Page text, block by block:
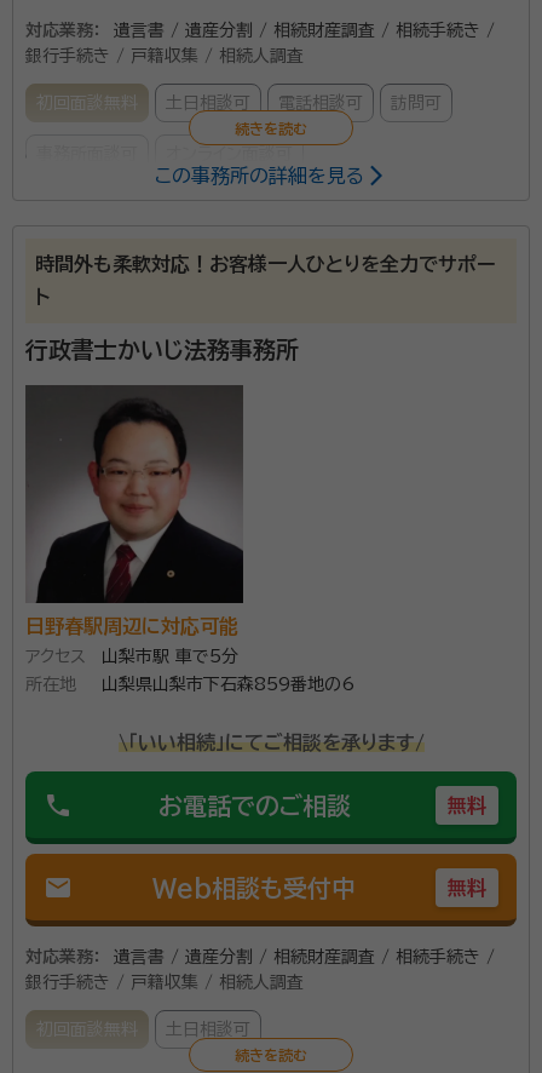
対応業務：
遺言書 / 遺産分割 / 相続財産調査 / 相続手続き /
銀行手続き / 戸籍収集 / 相続人調査
初回面談無料 土日相談可 電話相談可 訪問可
大木 進（オオギ ススム）
行政書士
面談の感想
初めての相談だったので難しいことはよくわかりませんが、内容につい
て丁寧に教えていただいたと思いました。
契約後の感想
こちらの状況などを配慮していただき、スムーズにお話を進めていただ
けたと思います。
１００人を超える相続無料相談を行い、多数の満足のお
声を頂いております。 相続を主力業務としており、山梨
県内全域対応いたします。電話受付は毎日１９時まで可
で、ぜひお声かけください。 財産の分割をまとめた遺産
分割協議書の作成はもちろん、遺言等、相続手続きに関
わることならすべて承ります。
行政書士
所属団体： 山梨県行政書士会
この事務所の詳細を見る
時間外も柔軟対応！お客様一人ひとりを全力でサポー
ト
行政書士かいじ法務事務所
日野春駅周辺に対応可能
アクセス
山梨市駅 車で5分
所在地
山梨県山梨市下石森859番地の6
\「いい相続」にてご相談を承ります/
phone お電話でのご相談 無料
mail Web相談も受付中 無料
対応業務：
遺言書 / 遺産分割 / 相続財産調査 / 相続手続き /
銀行手続き / 戸籍収集 / 相続人調査
初回面談無料 土日相談可